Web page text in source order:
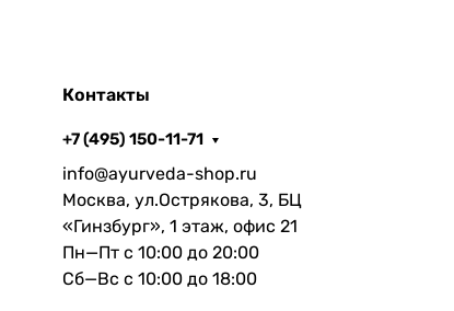
Контакты
+7 (495) 150-11-71
info@ayurveda-shop.ru
Москва, ул.Острякова, 3, БЦ
«Гинзбург», 1 этаж, офис 21
Пн—Пт с 10:00 до 20:00
Сб—Вс с 10:00 до 18:00